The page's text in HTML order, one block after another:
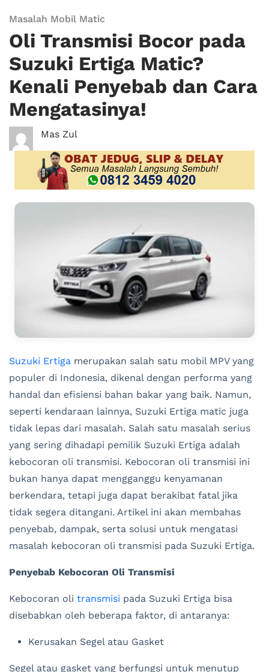
Masalah Mobil Matic
Oli Transmisi Bocor pada
Suzuki Ertiga Matic?
Kenali Penyebab dan Cara
Mengatasinya!
Mas Zul
Suzuki Ertiga merupakan salah satu mobil MPV yang
populer di Indonesia, dikenal dengan performa yang
handal dan efisiensi bahan bakar yang baik. Namun,
seperti kendaraan lainnya, Suzuki Ertiga matic juga
tidak lepas dari masalah. Salah satu masalah serius
yang sering dihadapi pemilik Suzuki Ertiga adalah
kebocoran oli transmisi. Kebocoran oli transmisi ini
bukan hanya dapat mengganggu kenyamanan
berkendara, tetapi juga dapat berakibat fatal jika
tidak segera ditangani. Artikel ini akan membahas
penyebab, dampak, serta solusi untuk mengatasi
masalah kebocoran oli transmisi pada Suzuki Ertiga.
Penyebab Kebocoran Oli Transmisi
Kebocoran oli transmisi pada Suzuki Ertiga bisa
disebabkan oleh beberapa faktor, di antaranya:
Kerusakan Segel atau Gasket
Segel atau gasket yang berfungsi untuk menutup